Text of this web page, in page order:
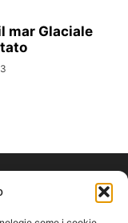
mar Glaciale